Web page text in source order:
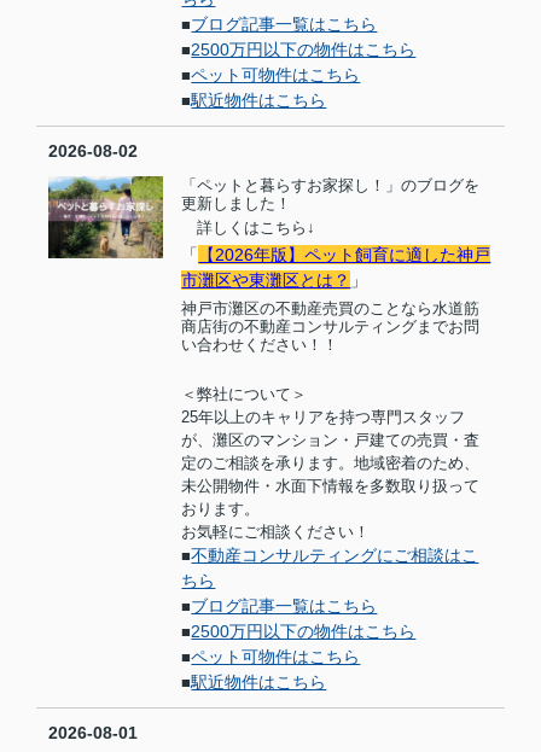
■ブログ記事一覧はこちら
■2500万円以下の物件はこちら
■ペット可物件はこちら
■駅近物件はこちら
2026-08-02
「ペットと暮らすお家探し！」のブログを
更新しました！
詳しくはこちら ↓
「
【2026年版】ペット飼育に適した神戸
市灘区や東灘区とは？ 」
神戸市灘区の不動産売買のことなら水道筋
商店街の不動産コンサルティングまでお問
い合わせください！！
＜弊社について＞
25年以上のキャリアを持つ専門スタッフ
が、灘区のマンション・戸建ての売買・査
定のご相談を承ります。地域密着のため、
未公開物件・水面下情報を多数取り扱って
おります。
お気軽にご相談ください！
■不動産コンサルティングにご相談はこ
ちら
■ブログ記事一覧はこちら
■2500万円以下の物件はこちら
■ペット可物件はこちら
■駅近物件はこちら
2026-08-01